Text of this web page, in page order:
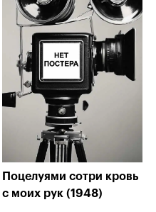
Поцелуями сотри кровь
с моих рук (1948)